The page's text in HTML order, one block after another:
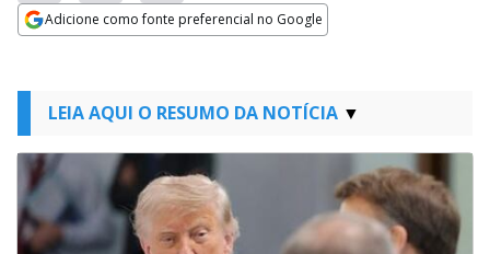
Adicione como fonte preferencial no Google
LEIA AQUI O RESUMO DA NOTÍCIA